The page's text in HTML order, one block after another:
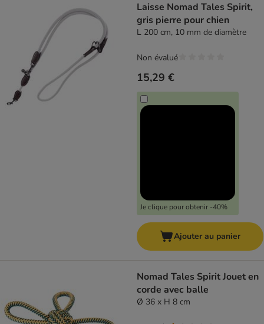
Laisse Nomad Tales Spirit,
gris pierre pour chien
L 200 cm, 10 mm de diamètre
15,29 €
Je clique pour obtenir -40%
Non évalué
Ajouter au panier
Nomad Tales Spirit Jouet en
corde avec balle
Ø 36 x H 8 cm